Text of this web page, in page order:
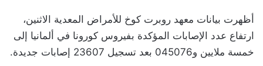
أظهرت بيانات معهد روبرت كوخ للأمراض المعدية الاثنين،
ارتفاع عدد الإصابات المؤكدة بفيروس كورونا في ألمانيا إلى
خمسة ملايين و045076 بعد تسجيل 23607 إصابات جديدة.